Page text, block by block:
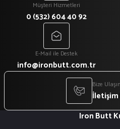
Müşteri Hizmetleri
0 (532) 604 40 92
E-Mail ile Destek
info@ironbutt.com.tr
Bize Ulaşın
Iron Butt